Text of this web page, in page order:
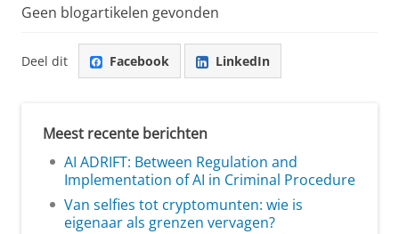
Geen blogartikelen gevonden
Deel dit Facebook LinkedIn
Meest recente berichten
AI ADRIFT: Between Regulation and
Implementation of AI in Criminal Procedure
Van selfies tot cryptomunten: wie is
eigenaar als grenzen vervagen?